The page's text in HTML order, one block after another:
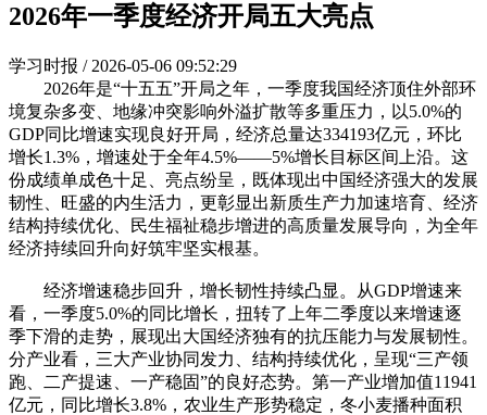
2026年一季度经济开局五大亮点
学习时报 / 2026-05-06 09:52:29
2026年是“十五五”开局之年，一季度我国经济顶住外部环
境复杂多变、地缘冲突影响外溢扩散等多重压力，以5.0%的
GDP同比增速实现良好开局，经济总量达334193亿元，环比
增长1.3%，增速处于全年4.5%——5%增长目标区间上沿。这
份成绩单成色十足、亮点纷呈，既体现出中国经济强大的发展
韧性、旺盛的内生活力，更彰显出新质生产力加速培育、经济
结构持续优化、民生福祉稳步增进的高质量发展导向，为全年
经济持续回升向好筑牢坚实根基。
经济增速稳步回升，增长韧性持续凸显。从GDP增速来
看，一季度5.0%的同比增长，扭转了上年二季度以来增速逐
季下滑的走势，展现出大国经济独有的抗压能力与发展韧性。
分产业看，三大产业协同发力、结构持续优化，呈现“三产领
跑、二产提速、一产稳固”的良好态势。第一产业增加值11941
亿元，同比增长3.8%，农业生产形势稳定，冬小麦播种面积